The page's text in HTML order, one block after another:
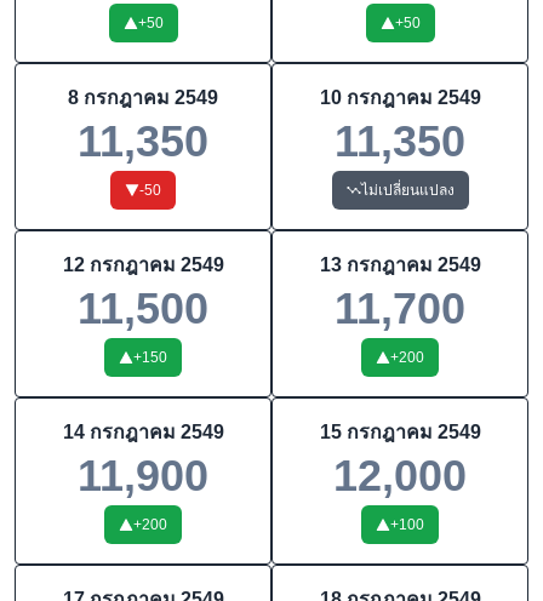
+50 +50
8 กรกฎาคม 2549
11,350
-50
10 กรกฎาคม 2549
11,350
ไม่เปลี่ยนแปลง
12 กรกฎาคม 2549
11,500
+150
13 กรกฎาคม 2549
11,700
+200
14 กรกฎาคม 2549
11,900
+200
15 กรกฎาคม 2549
12,000
+100